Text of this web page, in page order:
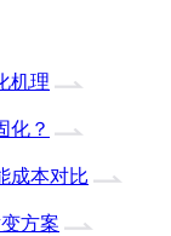
机理
化？
成本对比
方案